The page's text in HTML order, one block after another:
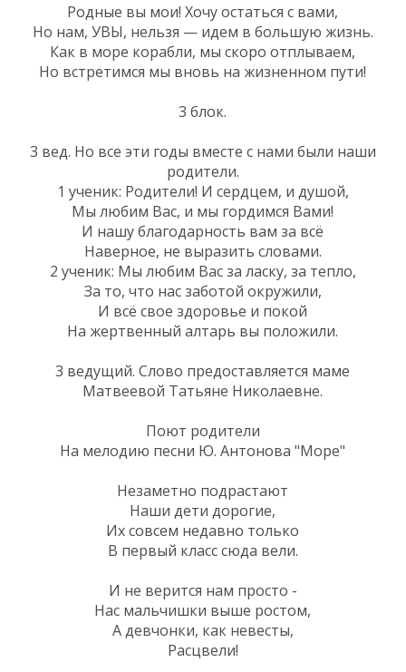
Родные вы мои! Хочу остаться с вами,
Но нам, УВЫ, нельзя — идем в большую жизнь.
Как в море корабли, мы скоро отплываем,
Но встретимся мы вновь на жизненном пути!
3 блок.
3 вед. Но все эти годы вместе с нами были наши
родители.
1 ученик: Родители! И сердцем, и душой,
Мы любим Вас, и мы гордимся Вами!
И нашу благодарность вам за всё
Наверное, не выразить словами.
2 ученик: Мы любим Вас за ласку, за тепло,
За то, что нас заботой окружили,
И всё свое здоровье и покой
На жертвенный алтарь вы положили.
3 ведущий. Слово предоставляется маме
Матвеевой Татьяне Николаевне.
Поют родители
На мелодию песни Ю. Антонова "Море"
Незаметно подрастают
Наши дети дорогие,
Их совсем недавно только
В первый класс сюда вели.
И не верится нам просто -
Нас мальчишки выше ростом,
А девчонки, как невесты,
Расцвели!